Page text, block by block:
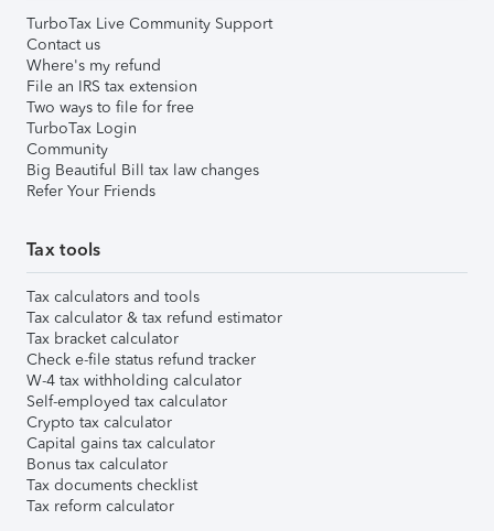
TurboTax Live Community Support
Contact us
Where's my refund
File an IRS tax extension
Two ways to file for free
TurboTax Login
Community
Big Beautiful Bill tax law changes
Refer Your Friends
Tax tools
Tax calculators and tools
Tax calculator & tax refund estimator
Tax bracket calculator
Check e-file status refund tracker
W-4 tax withholding calculator
Self-employed tax calculator
Crypto tax calculator
Capital gains tax calculator
Bonus tax calculator
Tax documents checklist
Tax reform calculator